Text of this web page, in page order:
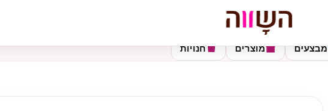
חנויות מוצרים מבצעים